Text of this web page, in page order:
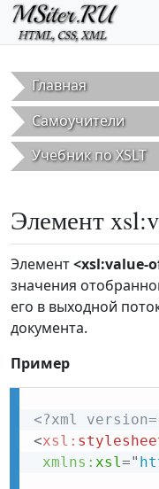
Перейти к основному
Главная
Самоучители
Учебник по XSLT
Элемент
Элемент<xsl:value-
значения
его в выходной
документа.
Пример
<?xml
<xsl:
xmlns: xsl="